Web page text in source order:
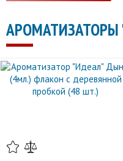
АРОМАТИЗАТОРЫ